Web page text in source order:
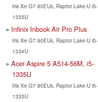
Iris Xe G7 80EUs, Raptor Lake-U i5-
1335U
Infinix Inbook Air Pro Plus
Iris Xe G7 80EUs, Raptor Lake-U i5-
1334U
Acer Aspire 5 A514-56M, i5-
1335U
Iris Xe G7 80EUs, Raptor Lake-U i5-
1335U